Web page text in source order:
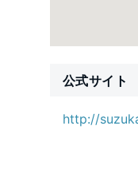
公式サイト
http://